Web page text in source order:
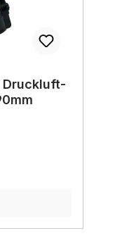
Druckluft-